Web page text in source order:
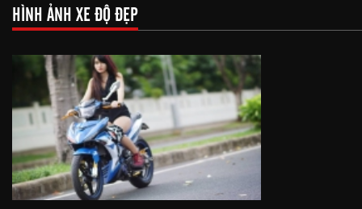
HÌNH ẢNH XE ĐỘ ĐẸP